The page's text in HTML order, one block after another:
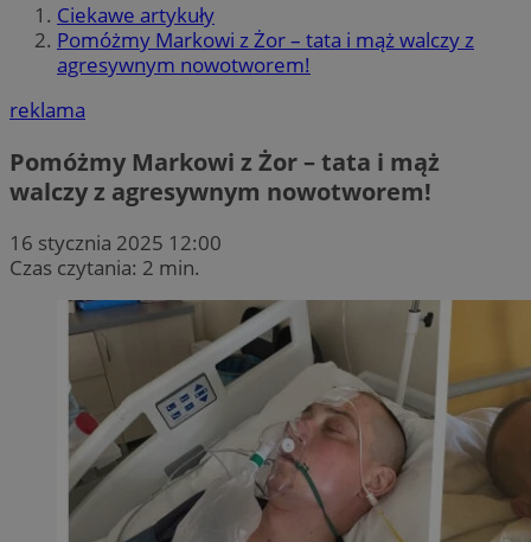
Ciekawe artykuły
Pomóżmy Markowi z Żor – tata i mąż walczy z
agresywnym nowotworem!
reklama
Pomóżmy Markowi z Żor – tata i mąż
walczy z agresywnym nowotworem!
16 stycznia 2025 12:00
Czas czytania: 2 min.